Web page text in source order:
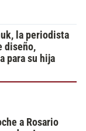
la periodista
diseño,
para su hija
a Rosario